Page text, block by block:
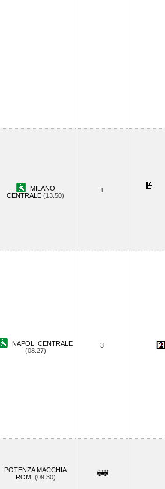
MILANO
CENTRALE (13.50)
1
NAPOLI CENTRALE
(08.27)
3
POTENZA MACCHIA
ROM. (09.30)